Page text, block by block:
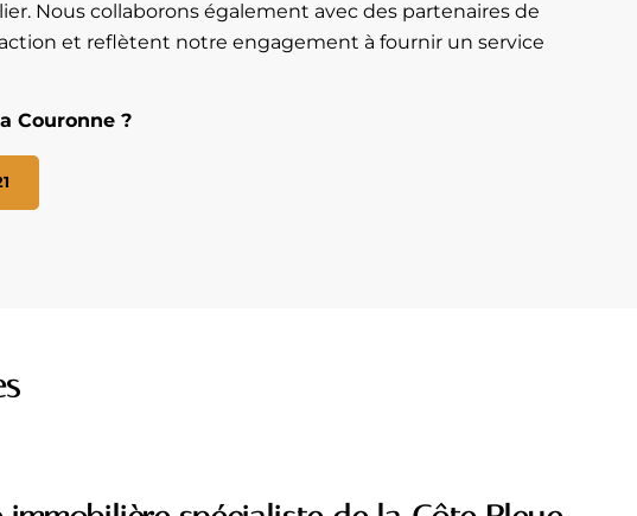
Nous collaborons également avec des partenaires de
et reflètent notre engagement à fournir un service
Couronne ?